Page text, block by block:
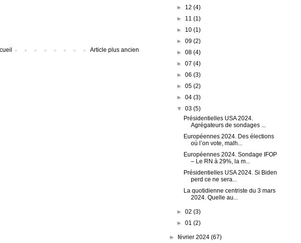
Article plus ancien
► 12 (4)
► 11 (1)
► 10 (1)
► 09 (2)
► 08 (4)
► 07 (4)
► 06 (3)
► 05 (2)
► 04 (3)
▼ 03 (5)
Présidentielles USA 2024.
Agrégateurs de sondages ...
Européennes 2024. Des élections
où l’on vote, malh...
Européennes 2024. Sondage IFOP
– Le RN à 29%, la m...
Présidentielles USA 2024. Si Biden
perd ce ne sera...
La quotidienne centriste du 3 mars
2024. Quelle au...
► 02 (3)
► 01 (2)
►février 2024(67)